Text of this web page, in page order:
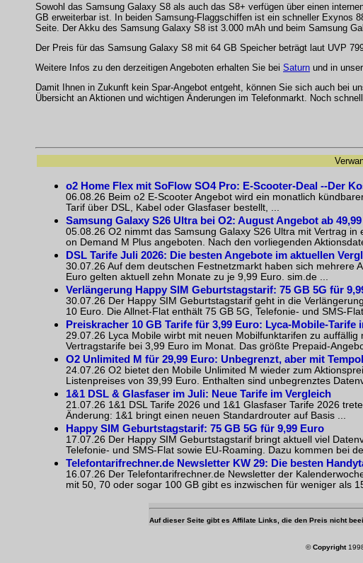
Sowohl das Samsung Galaxy S8 als auch das S8+ verfügen über einen
GB erweiterbar ist. In beiden Samsung-Flaggschiffen ist ein schneller Exynos
Seite. Der Akku des Samsung Galaxy S8 ist 3.000 mAh und beim Samsung
Der Preis für das Samsung Galaxy S8 mit 64 GB Speicher beträgt laut UVP
Weitere Infos zu den derzeitigen Angeboten erhalten Sie bei Saturn und in
Damit Ihnen in Zukunft kein Spar-Angebot entgeht, können Sie sich auch bei
Übersicht an Aktionen und wichtigen Änderungen im Telefonmarkt. Noch
o2 Home Flex mit SoFlow SO4 Pro: E-Scooter-Deal --Der
06.08.26 Beim o2 E-Scooter Angebot wird ein monatlich
Tarif über DSL, Kabel oder Glasfaser bestellt, ...
Samsung Galaxy S26 Ultra bei O2: August Angebot ab
05.08.26 O2 nimmt das Samsung Galaxy S26 Ultra mit Vertrag
on Demand M Plus angeboten. Nach den vorliegenden
DSL Tarife Juli 2026: Die besten Angebote im aktuellen
30.07.26 Auf dem deutschen Festnetzmarkt haben sich mehrere
Euro gelten aktuell zehn Monate zu je 9,99 Euro. sim.de ...
Verlängerung Happy SIM Geburtstagstarif: 75 GB 5G für
30.07.26 Der Happy SIM Geburtstagstarif geht in die
10 Euro. Die Allnet-Flat enthält 75 GB 5G, Telefonie- und SMS-
Preiskracher 10 GB Tarife für 3,99 Euro: Lyca-Mobile-Tarife
29.07.26 Lyca Mobile wirbt mit neuen Mobilfunktarifen zu
Vertragstarife bei 3,99 Euro im Monat. Das größte Prepaid-
O2 Unlimited M für 29,99 Euro: Unbegrenzt, aber mit
24.07.26 O2 bietet den Mobile Unlimited M wieder zum
Listenpreises von 39,99 Euro. Enthalten sind unbegrenztes
1&1 DSL & Glasfaser im Juli: Neue Tarife im Vergleich
21.07.26 1&1 DSL Tarife 2026 und 1&1 Glasfaser Tarife 2026
Änderung: 1&1 bringt einen neuen Standardrouter auf Basis ...
Happy SIM Geburtstagstarif: 75 GB 5G für 9,99 Euro
17.07.26 Der Happy SIM Geburtstagstarif bringt aktuell viel
Telefonie- und SMS-Flat sowie EU-Roaming. Dazu kommen bei
Telefontarifrechner.de Newsletter KW 29: Die besten
16.07.26 Der Telefontarifrechner.de Newsletter der
mit 50, 70 oder sogar 100 GB gibt es inzwischen für weniger als
Auf dieser Seite gibt es Affilate Links, die den Preis nicht
©Copyright